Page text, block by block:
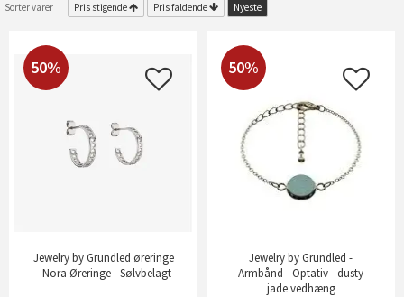
Sorter varer Pris stigende Pris faldende Nyeste
50%
Jewelry by Grundled øreringe
- Nora Øreringe - Sølvbelagt
50%
Jewelry by Grundled -
Armbånd - Optativ - dusty
jade vedhæng